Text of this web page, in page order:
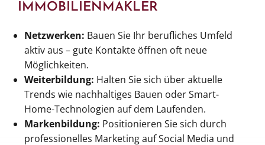
IMMOBILIENMAKLER
Netzwerken: Bauen Sie Ihr berufliches Umfeld
aktiv aus – gute Kontakte öffnen oft neue
Möglichkeiten.
Weiterbildung: Halten Sie sich über aktuelle
Trends wie nachhaltiges Bauen oder Smart-
Home-Technologien auf dem Laufenden.
Markenbildung: Positionieren Sie sich durch
professionelles Marketing auf Social Media und